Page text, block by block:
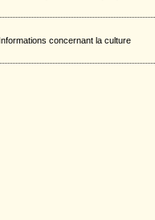
Informations concernant la culture